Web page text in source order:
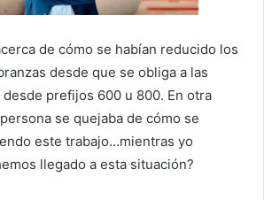
de cómo se habían reducido los
desde que se obliga a las
prefijos 600 u 800. En otra
se quejaba de cómo se
este trabajo…mientras yo
llegado a esta situación?